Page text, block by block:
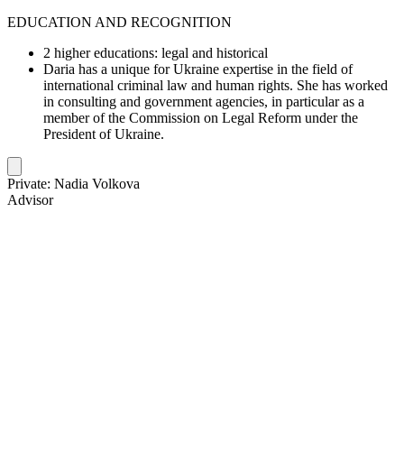
EDUCATION AND RECOGNITION
2 higher educations: legal and historical
Daria has a unique for Ukraine expertise in the field of
international criminal law and human rights. She has worked
in consulting and government agencies, in particular as a
member of the Commission on Legal Reform under the
President of Ukraine.
Private: Nadia Volkova
Advisor